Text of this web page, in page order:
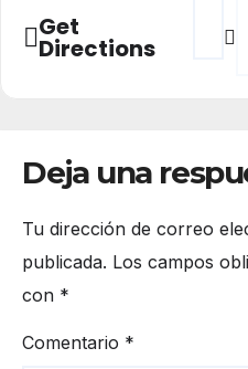
Get
Directions
Deja una
Tu dirección de correo
publicada. Los campos
con *
Comentario *